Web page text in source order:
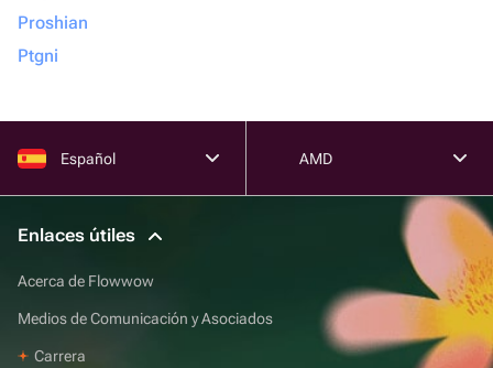
Proshian
Ptgni
Español AMD
Enlaces útiles
Acerca de Flowwow
Medios de Comunicación y Asociados
Carrera